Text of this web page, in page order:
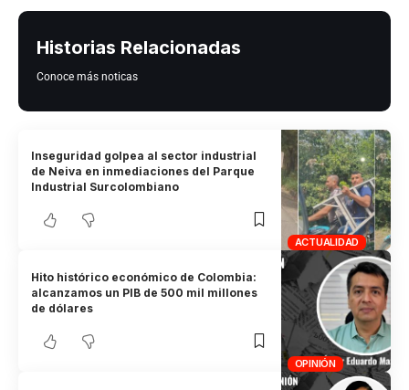
Historias Relacionadas
Conoce más noticas
ACTUALIDAD
Inseguridad golpea al sector industrial
de Neiva en inmediaciones del Parque
Industrial Surcolombiano
OPINIÓN
Hito histórico económico de Colombia:
alcanzamos un PIB de 500 mil millones
de dólares